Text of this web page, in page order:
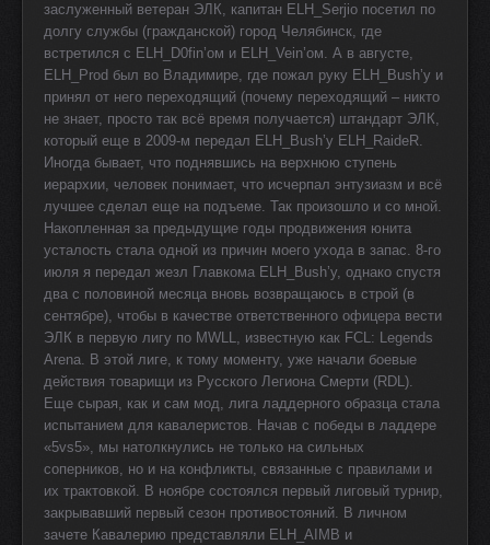
заслуженный ветеран ЭЛК, капитан ELH_Serjio посетил по
долгу службы (гражданской) город Челябинск, где
встретился с ELH_D0fin’ом и ELH_Vein’ом. А в августе,
ELH_Prod был во Владимире, где пожал руку ELH_Bush’у и
принял от него переходящий (почему переходящий – никто
не знает, просто так всё время получается) штандарт ЭЛК,
который еще в 2009-м передал ELH_Bush’у ELH_RaideR.
Иногда бывает, что поднявшись на верхнюю ступень
иерархии, человек понимает, что исчерпал энтузиазм и всё
лучшее сделал еще на подъеме. Так произошло и со мной.
Накопленная за предыдущие годы продвижения юнита
усталость стала одной из причин моего ухода в запас. 8-го
июля я передал жезл Главкома ELH_Bush’у, однако спустя
два с половиной месяца вновь возвращаюсь в строй (в
сентябре), чтобы в качестве ответственного офицера вести
ЭЛК в первую лигу по MWLL, известную как FCL: Legends
Arena. В этой лиге, к тому моменту, уже начали боевые
действия товарищи из Русского Легиона Смерти (RDL).
Еще сырая, как и сам мод, лига ладдерного образца стала
испытанием для кавалеристов. Начав с победы в ладдере
«5vs5», мы натолкнулись не только на сильных
соперников, но и на конфликты, связанные с правилами и
их трактовкой. В ноябре состоялся первый лиговый турнир,
закрывавший первый сезон противостояний. В личном
зачете Кавалерию представляли ELH_AIMB и